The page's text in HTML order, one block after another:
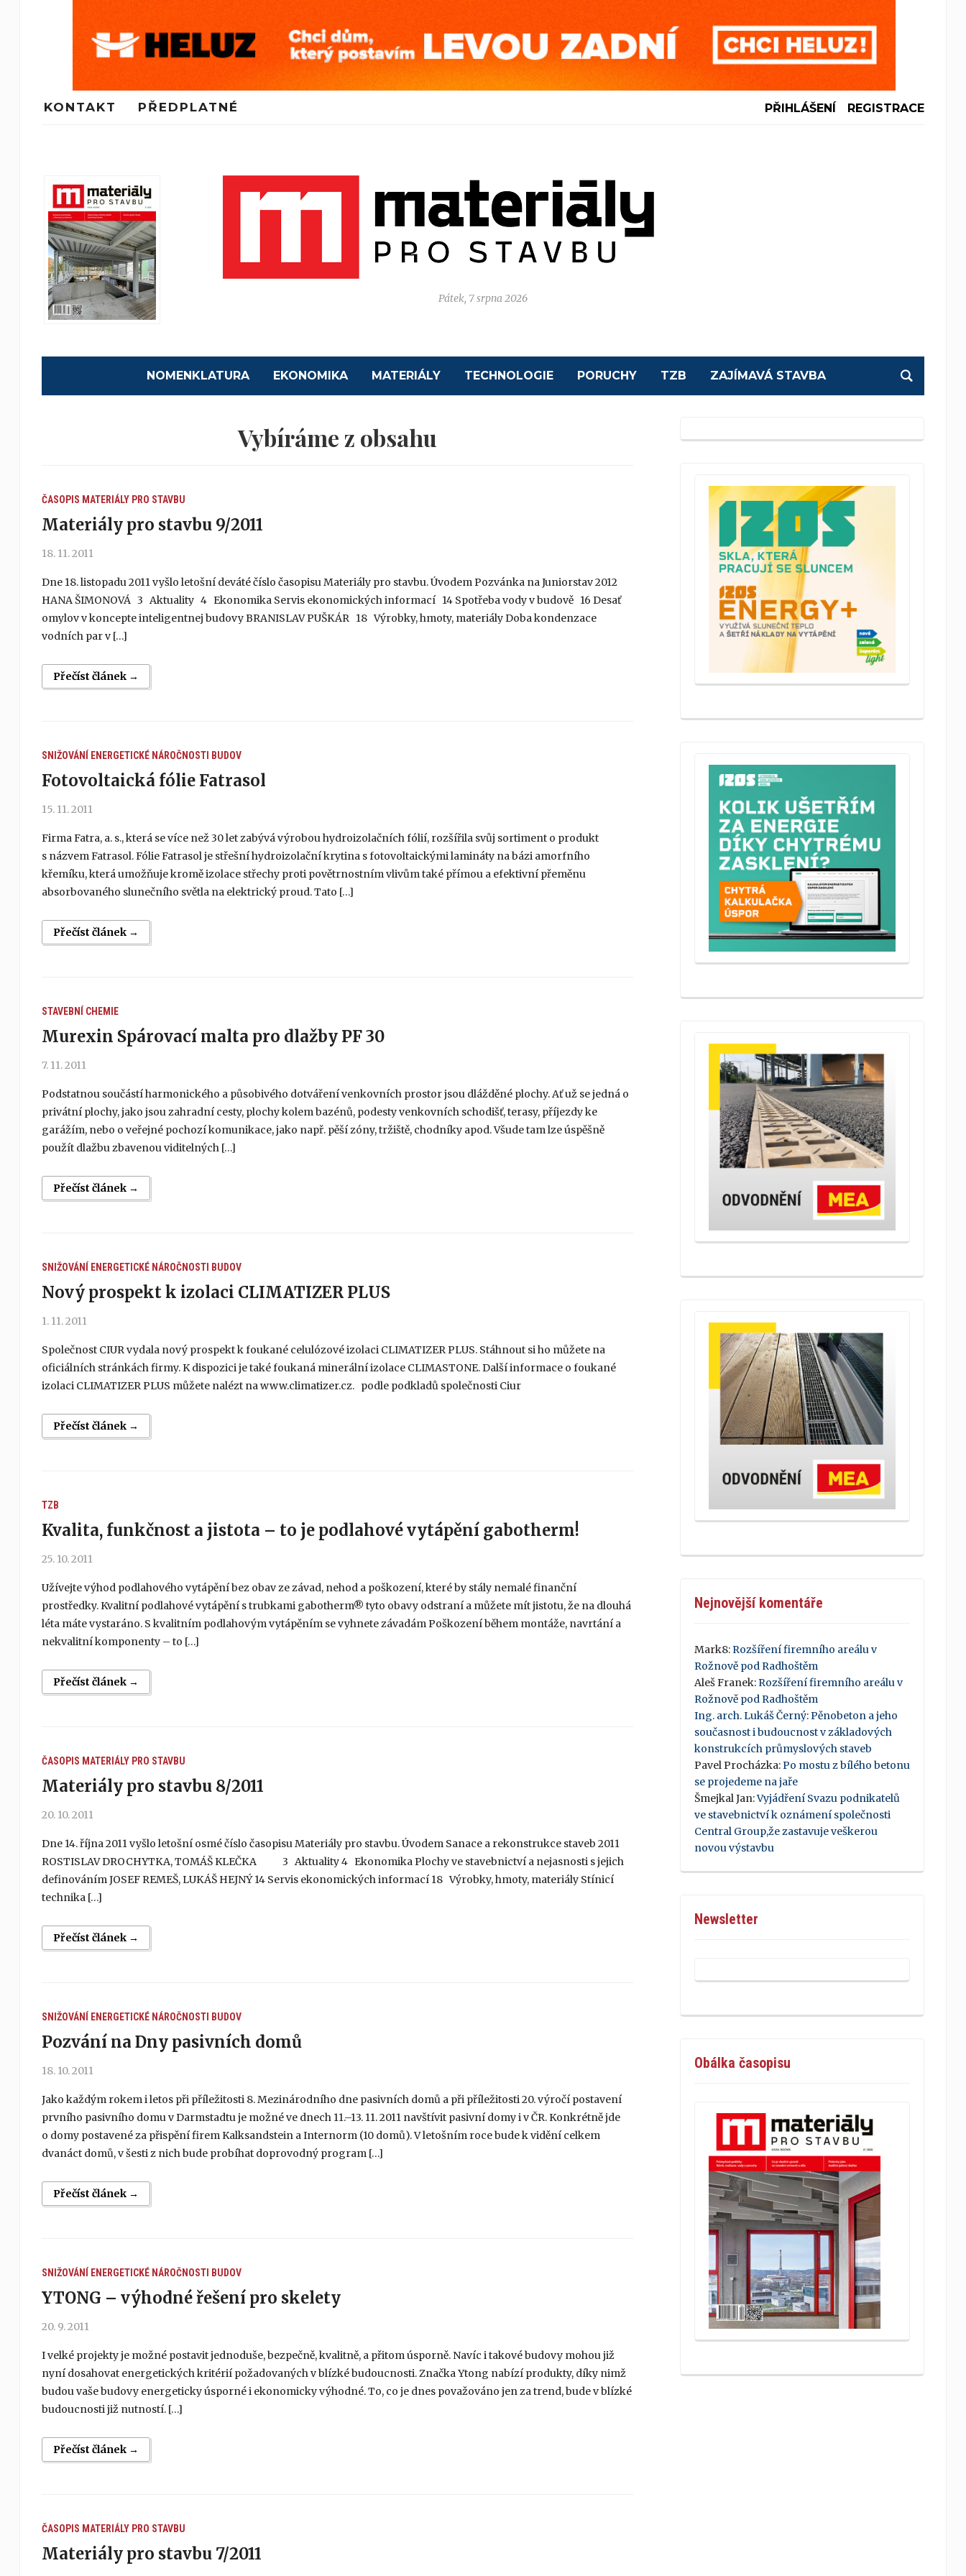
KONTAKT PŘEDPLATNÉ PŘIHLÁŠENÍ REGISTRACE
Pátek, 7 srpna 2026
NOMENKLATURA EKONOMIKA MATERIÁLY TECHNOLOGIE PORUCHY TZB ZAJÍMAVÁ STAVBA
Vybíráme z obsahu
ČASOPIS MATERIÁLY PRO STAVBU
Materiály pro stavbu 9/2011
18. 11. 2011
Dne 18. listopadu 2011 vyšlo letošní deváté číslo časopisu Materiály pro stavbu. Úvodem Pozvánka na Juniorstav 2012
HANA ŠIMONOVÁ 3 Aktuality 4 Ekonomika Servis ekonomických informací 14 Spotřeba vody v budově 16 Desať
omylov v koncepte inteligentnej budovy BRANISLAV PUŠKÁR 18 Výrobky, hmoty, materiály Doba kondenzace
vodních par v […]
Přečíst článek →
SNIŽOVÁNÍ ENERGETICKÉ NÁROČNOSTI BUDOV
Fotovoltaická fólie Fatrasol
15. 11. 2011
Firma Fatra, a. s., která se více než 30 let zabývá výrobou hydroizolačních fólií, rozšířila svůj sortiment o produkt
s názvem Fatrasol. Fólie Fatrasol je střešní hydroizolační krytina s fotovoltaickými lamináty na bázi amorfního
křemíku, která umožňuje kromě izolace střechy proti povětrnostním vlivům také přímou a efektivní přeměnu
absorbovaného slunečního světla na elektrický proud. Tato […]
Přečíst článek →
STAVEBNÍ CHEMIE
Murexin Spárovací malta pro dlažby PF 30
7. 11. 2011
Podstatnou součástí harmonického a působivého dotváření venkovních prostor jsou dlážděné plochy. Ať už se jedná o
privátní plochy, jako jsou zahradní cesty, plochy kolem bazénů, podesty venkovních schodišť, terasy, příjezdy ke
garážím, nebo o veřejné pochozí komunikace, jako např. pěší zóny, tržiště, chodníky apod. Všude tam lze úspěšně
použít dlažbu zbavenou viditelných […]
Přečíst článek →
SNIŽOVÁNÍ ENERGETICKÉ NÁROČNOSTI BUDOV
Nový prospekt k izolaci CLIMATIZER PLUS
1. 11. 2011
Společnost CIUR vydala nový prospekt k foukané celulózové izolaci CLIMATIZER PLUS. Stáhnout si ho můžete na
oficiálních stránkách firmy. K dispozici je také foukaná minerální izolace CLIMASTONE. Další informace o foukané
izolaci CLIMATIZER PLUS můžete nalézt na www.climatizer.cz. podle podkladů společnosti Ciur
Přečíst článek →
TZB
Kvalita, funkčnost a jistota – to je podlahové vytápění gabotherm!
25. 10. 2011
Užívejte výhod podlahového vytápění bez obav ze závad, nehod a poškození, které by stály nemalé finanční
prostředky. Kvalitní podlahové vytápění s trubkami gabotherm® tyto obavy odstraní a můžete mít jistotu, že na dlouhá
léta máte vystaráno. S kvalitním podlahovým vytápěním se vyhnete závadám Poškození během montáže, navrtání a
nekvalitní komponenty – to […]
Přečíst článek →
ČASOPIS MATERIÁLY PRO STAVBU
Materiály pro stavbu 8/2011
20. 10. 2011
Dne 14. října 2011 vyšlo letošní osmé číslo časopisu Materiály pro stavbu. Úvodem Sanace a rekonstrukce staveb 2011
ROSTISLAV DROCHYTKA, TOMÁŠ KLEČKA 3 Aktuality 4 Ekonomika Plochy ve stavebnictví a nejasnosti s jejich
definováním JOSEF REMEŠ, LUKÁŠ HEJNÝ 14 Servis ekonomických informací 18 Výrobky, hmoty, materiály Stínicí
technika […]
Přečíst článek →
SNIŽOVÁNÍ ENERGETICKÉ NÁROČNOSTI BUDOV
Pozvání na Dny pasivních domů
18. 10. 2011
Jako každým rokem i letos při příležitosti 8. Mezinárodního dne pasivních domů a při příležitosti 20. výročí postavení
prvního pasivního domu v Darmstadtu je možné ve dnech 11.–13. 11. 2011 navštívit pasivní domy i v ČR. Konkrétně jde
o domy postavené za přispění firem Kalksandstein a Internorm (10 domů). V letošním roce bude k vidění celkem
dvanáct domů, v šesti z nich bude probíhat doprovodný program […]
Přečíst článek →
SNIŽOVÁNÍ ENERGETICKÉ NÁROČNOSTI BUDOV
YTONG – výhodné řešení pro skelety
20. 9. 2011
I velké projekty je možné postavit jednoduše, bezpečně, kvalitně, a přitom úsporně. Navíc i takové budovy mohou již
nyní dosahovat energetických kritérií požadovaných v blízké budoucnosti. Značka Ytong nabízí produkty, díky nimž
budou vaše budovy energeticky úsporné i ekonomicky výhodné. To, co je dnes považováno jen za trend, bude v blízké
budoucnosti již nutností. […]
Přečíst článek →
ČASOPIS MATERIÁLY PRO STAVBU
Materiály pro stavbu 7/2011
Nejnovější komentáře
Mark8:Rozšíření firemního areálu v
Rožnově pod Radhoštěm
Aleš Franek:Rozšíření firemního areálu v
Rožnově pod Radhoštěm
Ing. arch. Lukáš Černý:Pěnobeton a jeho
současnost i budoucnost v základových
konstrukcích průmyslových staveb
Pavel Procházka:Po mostu z bílého betonu
se projedeme na jaře
Šmejkal Jan:Vyjádření Svazu podnikatelů
ve stavebnictví k oznámení společnosti
Central Group,že zastavuje veškerou
novou výstavbu
Newsletter
Obálka časopisu